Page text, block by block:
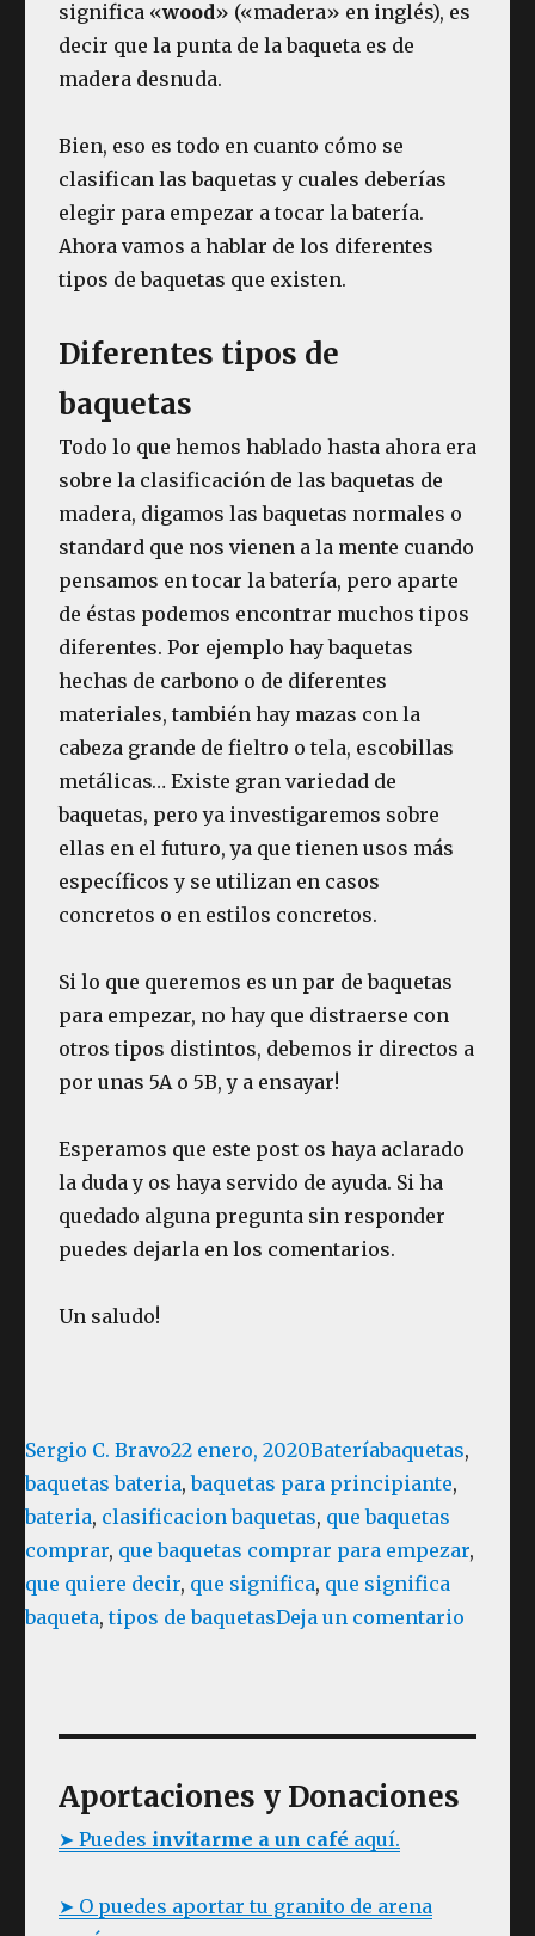
significa «wood» («madera» en inglés), es
decir que la punta de la baqueta es de
madera desnuda.
Bien, eso es todo en cuanto cómo se
clasifican las baquetas y cuales deberías
elegir para empezar a tocar la batería.
Ahora vamos a hablar de los diferentes
tipos de baquetas que existen.
Diferentes tipos de
baquetas
Todo lo que hemos hablado hasta ahora era
sobre la clasificación de las baquetas de
madera, digamos las baquetas normales o
standard que nos vienen a la mente cuando
pensamos en tocar la batería, pero aparte
de éstas podemos encontrar muchos tipos
diferentes. Por ejemplo hay baquetas
hechas de carbono o de diferentes
materiales, también hay mazas con la
cabeza grande de fieltro o tela, escobillas
metálicas… Existe gran variedad de
baquetas, pero ya investigaremos sobre
ellas en el futuro, ya que tienen usos más
específicos y se utilizan en casos
concretos o en estilos concretos.
Si lo que queremos es un par de baquetas
para empezar, no hay que distraerse con
otros tipos distintos, debemos ir directos a
por unas 5A o 5B, y a ensayar!
Esperamos que este post os haya aclarado
la duda y os haya servido de ayuda. Si ha
quedado alguna pregunta sin responder
puedes dejarla en los comentarios.
Un saludo!
Autor
Sergio C. BravoPublicado
el
22 enero, 2020Categorías
BateríaEtiquetas
baquetas,
baquetas bateria,baquetas para principiante,
bateria, clasificacion baquetas, que baquetas
comprar, que baquetas comprar para empezar,
que quiere decir, que significa, que significa
baqueta,tipos de baquetasDeja un comentario
Aportaciones y Donaciones
➤ Puedes invitarme a un café aquí.
➤ O puedes aportar tu granito de arena